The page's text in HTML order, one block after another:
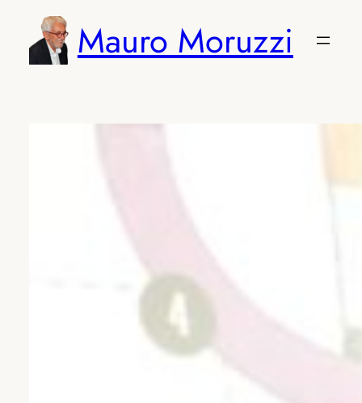
contenuto
Mauro Moruzzi